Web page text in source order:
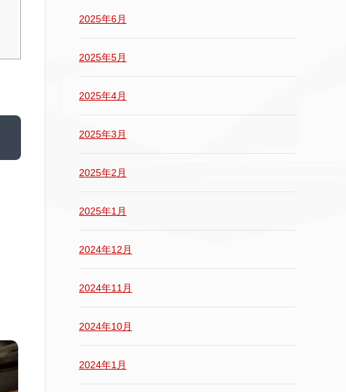
2025年6月
2025年5月
2025年4月
2025年3月
2025年2月
2025年1月
2024年12月
2024年11月
2024年10月
2024年1月